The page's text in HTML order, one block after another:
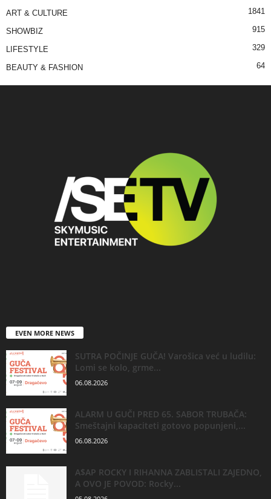
ART & CULTURE 1841
SHOWBIZ 915
LIFESTYLE 329
BEAUTY & FASHION 64
EVEN MORE NEWS
SUTRA POČINJE GUČA! Varošica već u ludilu:
Lomi se kolo, grme...
06.08.2026
ALARM U GUČI PRED 65. SABOR TRUBAČA:
Smeštajni kapaciteti gotovo popunjeni,...
06.08.2026
A$AP ROCKY I RIHANNA ZABLISTALI ZAJEDNO,
A OVO JE POVOD: Rocky...